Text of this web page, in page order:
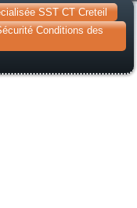
SST CT Creteil
Conditions des